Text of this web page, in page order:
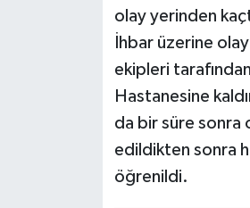
olay yerinden
İhbar üzerine
ekipleri
Hastanesine
da bir süre sonra
edildikten sonra
öğrenildi.